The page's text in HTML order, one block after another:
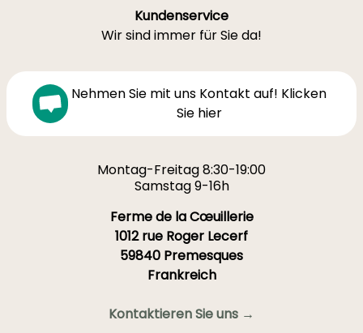
Kundenservice
Wir sind immer für Sie da!
Nehmen Sie mit uns Kontakt auf! Klicken
Sie hier
Montag-Freitag 8:30-19:00
Samstag 9-16h
Ferme de la Cœuillerie
1012 rue Roger Lecerf
59840 Premesques
Frankreich
Kontaktieren Sie uns →